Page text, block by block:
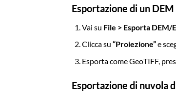
Esportazione di un
Vai su File > Esporta
Clicca su “Proiezione”e
Esporta come GeoTIFF,
Esportazione di nuvola